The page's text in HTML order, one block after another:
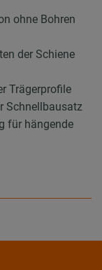
ohne Bohren
der Schiene
Trägerprofile
Schnellbausatz
für hängende